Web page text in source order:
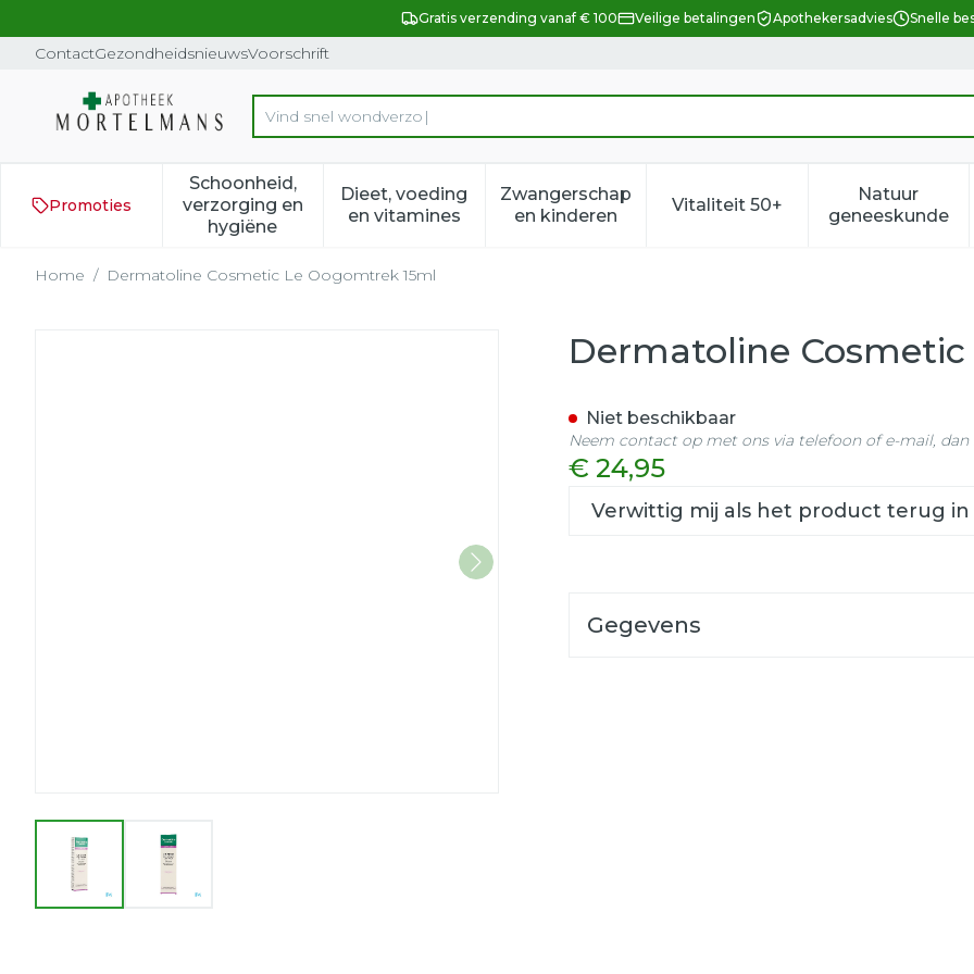
Gratis verzending vanaf € 100 Veilige betalingen Apothekersadvies Snelle
ContactGezondheidsnieuwsVoorschrift
Product, merk, categorie...
Promoties
Schoonheid,
verzorging en
hygiëne
Toon submenu voor Schoonheid, verzorging en hygiëne categorie
Dieet, voeding
en vitaminesToon submenu voor Dieet, voeding en vitamines categorie
Zwangerschap
en kinderenToon submenu voor Zwangerschap en
Vitaliteit 50+Toon submenu voor
Natuur
geneeskunde
Toon
Home / Dermatoline Cosmetic Le Oogomtrek 15ml
View larger imageView larger image
Dermatoline Cosmetic Le Oogomtrek 15ml
Dermatoline
€ 24,95
Verwittig mij als het product terug in
Niet beschikbaar
Neem contact op met ons via telefoon of e-mail,
Gegevens